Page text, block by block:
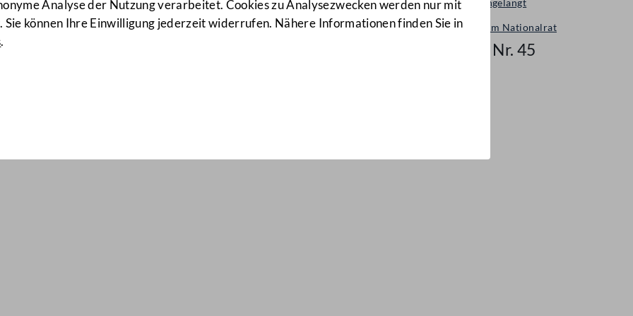
Analyse der Nutzung verarbeitet. Cookies zu Analysezwecken werden nur mit
Sie können Ihre Einwilligung jederzeit widerrufen. Nähere Informationen finden Sie in
.
Neu eingelangt
Neues im Nationalrat
Mail Nr. 45
Nr: 45
ihrer Mitglieder